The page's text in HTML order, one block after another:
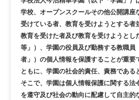
学校、オープンスクールその他公開講座
受けている者、教育を受けようとする者
教育を受けた者及び教育を受けようとし
等」）、学園の役員及び勤務する教職員
者」）の個人情報を保護することが重要
ともに、学園の社会的責任、責務である
そこで、学園は個人情報保護に関する法
を遵守及び社会の動向に配慮して自主的